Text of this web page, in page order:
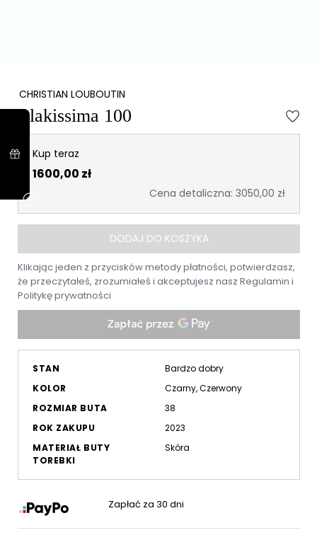
CHRISTIAN LOUBOUTIN
Blakissima 100
Kup teraz
1600,00 zł
Cena detaliczna: 3050,00 zł
DODAJ DO KOSZYKA
Klikając jeden z przycisków metody płatności, potwierdzasz,
że przeczytałeś, zrozumiałeś i akceptujesz nasz Regulamin i
Politykę prywatności
STAN
Bardzo dobry
KOLOR
Czarny, Czerwony
ROZMIAR BUTA
38
ROK ZAKUPU
2023
MATERIAŁ BUTY
TOREBKI
Skóra
Zapłać za 30 dni